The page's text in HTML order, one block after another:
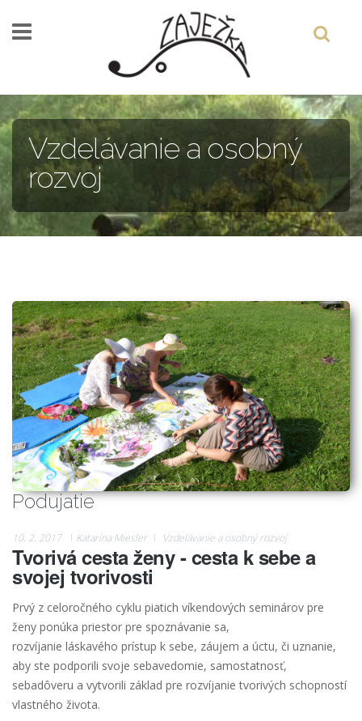
Vzdelávanie a osobný
rozvoj
Podujatie
10. 2. 2017 Katarína Miesler Vzdelávanie a osobný rozvoj
Tvorivá cesta ženy - cesta k sebe a
svojej tvorivosti
Prvý z celoročného cyklu piatich víkendových seminárov pre
ženy ponúka priestor pre spoznávanie sa,
rozvíjanie láskavého prístup k sebe, záujem a úctu, či uznanie,
aby ste podporili svoje sebavedomie, samostatnosť,
sebadôveru a vytvorili základ pre rozvíjanie tvorivých schopností
vlastného života.